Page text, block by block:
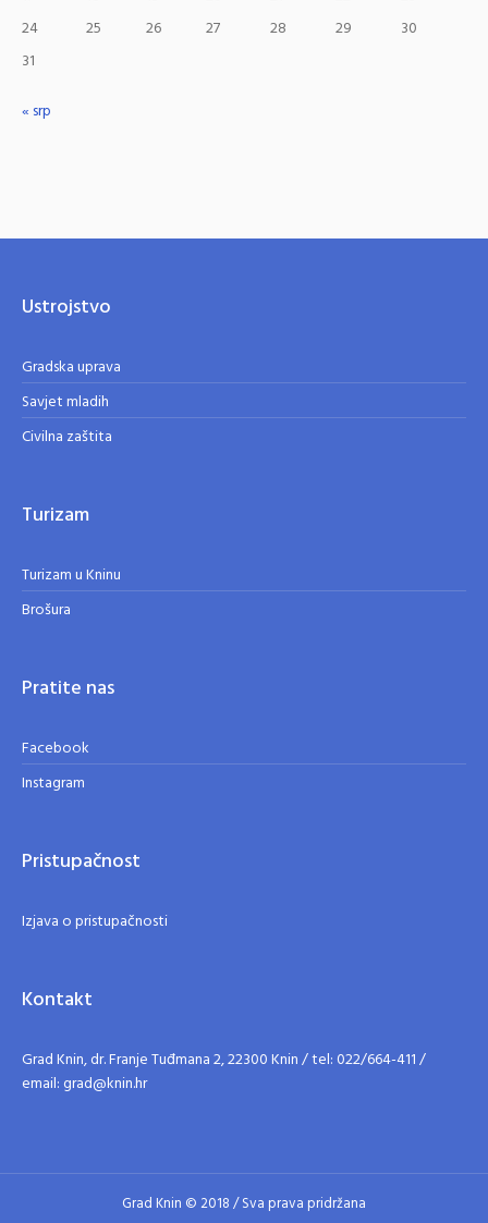
24
25 26 27 28 29
30
31
« srp
Ustrojstvo
Gradska uprava
Savjet mladih
Civilna zaštita
Turizam
Turizam u Kninu
Brošura
Pratite nas
Facebook
Instagram
Pristupačnost
Izjava o pristupačnosti
Kontakt
Grad Knin, dr. Franje Tuđmana 2, 22300 Knin / tel: 022/664-411 /
email: grad@knin.hr
Grad Knin © 2018 / Sva prava pridržana